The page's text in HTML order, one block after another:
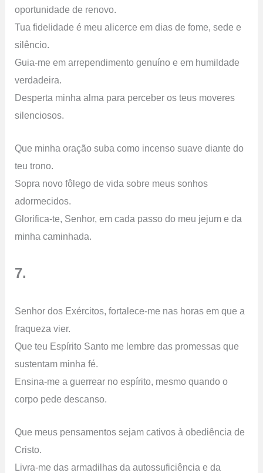
oportunidade de renovo.
Tua fidelidade é meu alicerce em dias de fome, sede e
silêncio.
Guia-me em arrependimento genuíno e em humildade
verdadeira.
Desperta minha alma para perceber os teus moveres
silenciosos.
Que minha oração suba como incenso suave diante do
teu trono.
Sopra novo fôlego de vida sobre meus sonhos
adormecidos.
Glorifica-te, Senhor, em cada passo do meu jejum e da
minha caminhada.
7.
Senhor dos Exércitos, fortalece-me nas horas em que a
fraqueza vier.
Que teu Espírito Santo me lembre das promessas que
sustentam minha fé.
Ensina-me a guerrear no espírito, mesmo quando o
corpo pede descanso.
Que meus pensamentos sejam cativos à obediência de
Cristo.
Livra-me das armadilhas da autossuficiência e da